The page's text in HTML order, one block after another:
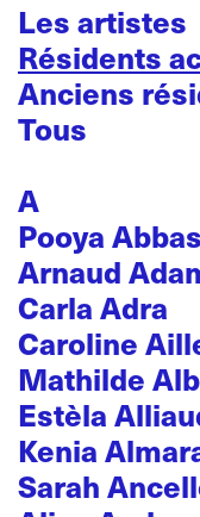
Les artistes
Résidents
Anciens
Tous
A
Pooya
Arnaud
Carla Adra
Caroline
Mathilde
Estèla
Kenia
Sarah